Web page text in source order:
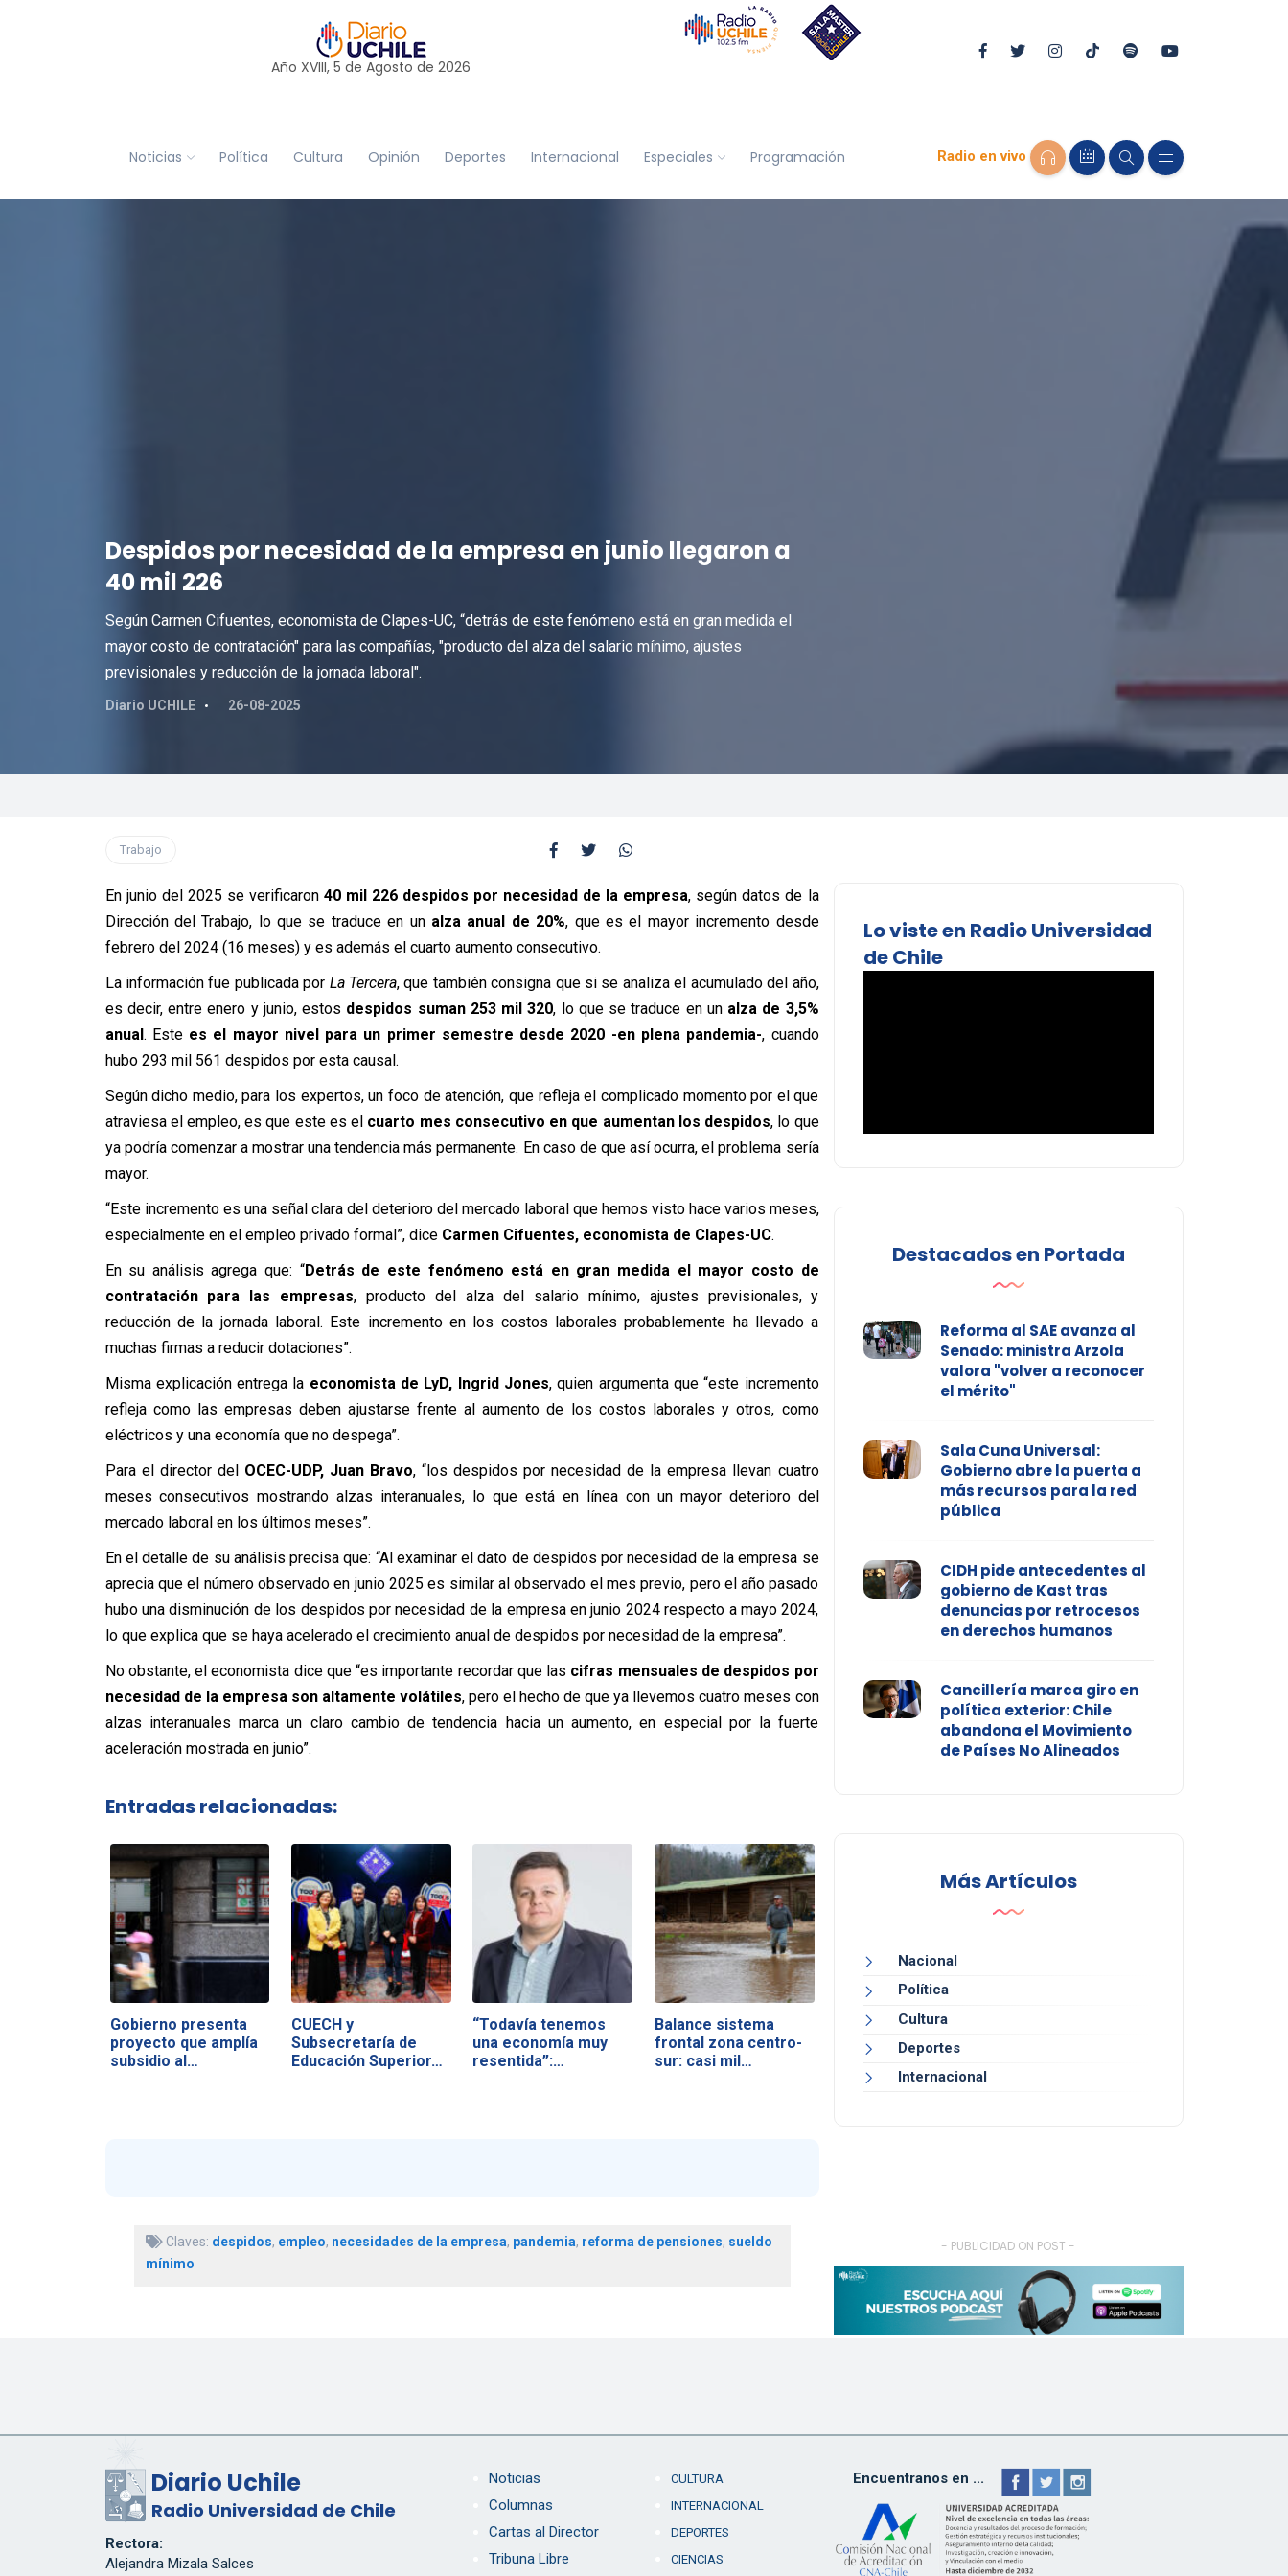
Año XVIII, 5 de Agosto de 2026
Noticias Política Cultura Opinión Deportes Internacional Especiales Programación Radio en vivo
Despidos por necesidad de la empresa en junio llegaron a
40 mil 226
Según Carmen Cifuentes, economista de Clapes-UC, “detrás de este fenómeno está en gran medida el
mayor costo de contratación" para las compañías, "producto del alza del salario mínimo, ajustes
previsionales y reducción de la jornada laboral".
Diario UCHILE 26-08-2025
Trabajo
En junio del 2025 se verificaron 40 mil 226 despidos por necesidad de la empresa, según datos de la
Dirección del Trabajo, lo que se traduce en un alza anual de 20%, que es el mayor incremento desde
febrero del 2024 (16 meses) y es además el cuarto aumento consecutivo.
La información fue publicada por La Tercera, que también consigna que si se analiza el acumulado del año,
es decir, entre enero y junio, estos despidos suman 253 mil 320, lo que se traduce en un alza de 3,5%
anual. Este es el mayor nivel para un primer semestre desde 2020 -en plena pandemia-, cuando
hubo 293 mil 561 despidos por esta causal.
Según dicho medio, para los expertos, un foco de atención, que refleja el complicado momento por el que
atraviesa el empleo, es que este es el cuarto mes consecutivo en que aumentan los despidos, lo que
ya podría comenzar a mostrar una tendencia más permanente. En caso de que así ocurra, el problema sería
mayor.
“Este incremento es una señal clara del deterioro del mercado laboral que hemos visto hace varios meses,
especialmente en el empleo privado formal”, dice Carmen Cifuentes, economista de Clapes-UC.
En su análisis agrega que: “Detrás de este fenómeno está en gran medida el mayor costo de
contratación para las empresas, producto del alza del salario mínimo, ajustes previsionales, y
reducción de la jornada laboral. Este incremento en los costos laborales probablemente ha llevado a
muchas firmas a reducir dotaciones”.
Misma explicación entrega la economista de LyD, Ingrid Jones, quien argumenta que “este incremento
refleja como las empresas deben ajustarse frente al aumento de los costos laborales y otros, como
eléctricos y una economía que no despega”.
Para el director delOCEC-UDP, Juan Bravo, “los despidos por necesidad de la empresa llevan cuatro
meses consecutivos mostrando alzas interanuales, lo que está en línea con un mayor deterioro del
mercado laboral en los últimos meses”.
En el detalle de su análisis precisa que: “Al examinar el dato de despidos por necesidad de la empresa se
aprecia que el número observado en junio 2025 es similar al observado el mes previo, pero el año pasado
hubo una disminución de los despidos por necesidad de la empresa en junio 2024 respecto a mayo 2024,
lo que explica que se haya acelerado el crecimiento anual de despidos por necesidad de la empresa”.
No obstante, el economista dice que “es importante recordar que las cifras mensuales de despidos por
necesidad de la empresa son altamente volátiles, pero el hecho de que ya llevemos cuatro meses con
alzas interanuales marca un claro cambio de tendencia hacia un aumento, en especial por la fuerte
aceleración mostrada en junio”.
Entradas relacionadas:
Gobierno presenta
proyecto que amplía
subsidio al…
CUECH y
Subsecretaría de
Educación Superior…
“Todavía tenemos
una economía muy
resentida”:…
Balance sistema
frontal zona centro-
sur: casi mil…
Claves: despidos, empleo, necesidades de la empresa, pandemia, reforma de pensiones, sueldo
mínimo
Lo viste en Radio Universidad
de Chile
Destacados en Portada
Reforma al SAE avanza al
Senado: ministra Arzola
valora "volver a reconocer
el mérito"
Sala Cuna Universal:
Gobierno abre la puerta a
más recursos para la red
pública
CIDH pide antecedentes al
gobierno de Kast tras
denuncias por retrocesos
en derechos humanos
Cancillería marca giro en
política exterior: Chile
abandona el Movimiento
de Países No Alineados
Más Artículos
Nacional
Política
Cultura
Deportes
Internacional
- PUBLICIDAD ON POST -
Diario Uchile
Radio Universidad de Chile
Rectora:
Alejandra Mizala Salces
Noticias
Columnas
Cartas al Director
Tribuna Libre
CULTURA
INTERNACIONAL
DEPORTES
CIENCIAS
Encuentranos en ...